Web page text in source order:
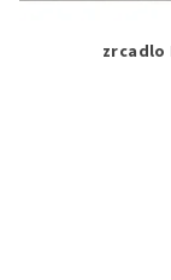
zrcadlo